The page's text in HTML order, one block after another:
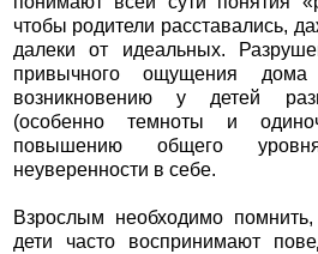
чтобы родители расставались,
далеки от идеальных.
привычного ощущения
возникновению у детей
(особенно темноты и
повышению общего
неуверенности в себе.
Взрослым необходимо
дети часто воспринимают